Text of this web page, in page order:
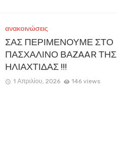
ανακοινώσεις
ΣΑΣ ΠΕΡΙΜΕΝΟΥΜΕ ΣΤΟ
ΠΑΣΧΑΛΙΝΟ ΒΑZAAR ΤΗΣ
ΗΛΙΑΧΤΙΔΑΣ !!!
1 Απριλίου, 2026 146 views